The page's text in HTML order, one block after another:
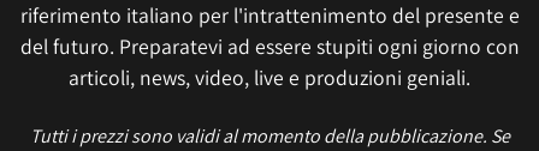
riferimento italiano per l'intrattenimento del presente e
del futuro. Preparatevi ad essere stupiti ogni giorno con
articoli, news, video, live e produzioni geniali.
Tutti i prezzi sono validi al momento della pubblicazione. Se